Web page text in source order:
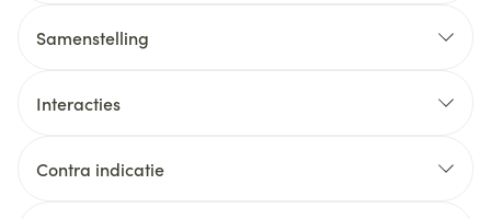
Samenstelling
Interacties
Contra indicatie